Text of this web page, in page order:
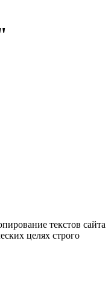
текстов сайта
целях строго